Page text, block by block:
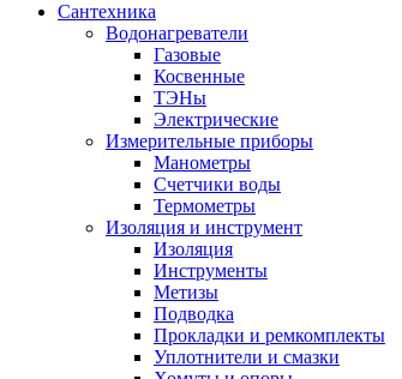
Сантехника
Водонагреватели
Газовые
Косвенные
ТЭНы
Электрические
Измерительные приборы
Манометры
Счетчики воды
Термометры
Изоляция и инструмент
Изоляция
Инструменты
Метизы
Подводка
Прокладки и ремкомплекты
Уплотнители и смазки